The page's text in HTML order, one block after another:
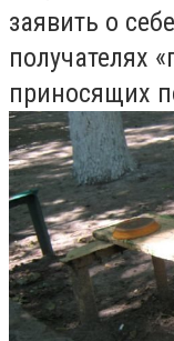
заявить о
получателях
приносящих